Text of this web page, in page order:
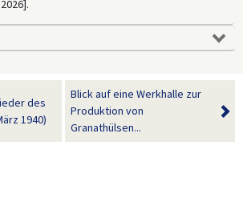
des
1940)
Blick auf eine Werkhalle zur
Produktion von
Granathülsen...